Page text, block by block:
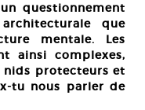
questionnement
que
mentale. Les
ainsi complexes,
nids protecteurs et
tu nous parler de